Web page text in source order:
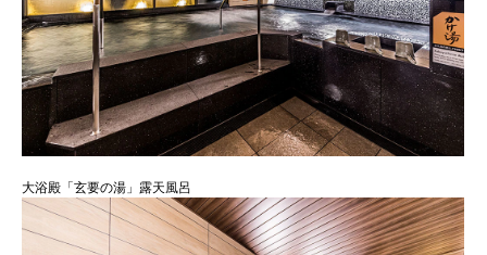
大浴殿「玄要の湯」露天風呂